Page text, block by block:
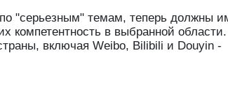
"серьезным" темам, теперь должны
в выбранной
включая Weibo, Bilibili и Douyin -